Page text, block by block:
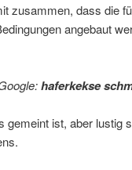
zusammen, dass die
angebaut
haferkekse
gemeint ist, aber lustig